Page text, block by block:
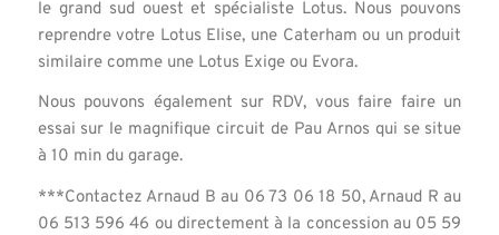
le grand sud ouest et spécialiste Lotus. Nous pouvons
reprendre votre Lotus Elise, une Caterham ou un produit
similaire comme une Lotus Exige ou Evora.
Nous pouvons également sur RDV, vous faire faire un
essai sur le magnifique circuit de Pau Arnos qui se situe
à 10 min du garage.
***Contactez Arnaud B au 06 73 06 18 50, Arnaud R au
06 513 596 46 ou directement à la concession au 05 59